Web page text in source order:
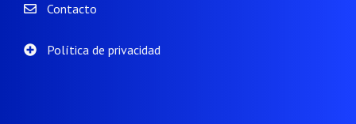
Contacto
Política de privacidad